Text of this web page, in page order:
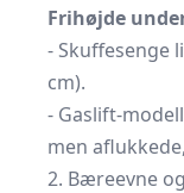
Frihøjde
- Skuffesenge
cm).
- Gaslift-
men
2. Bæreevne